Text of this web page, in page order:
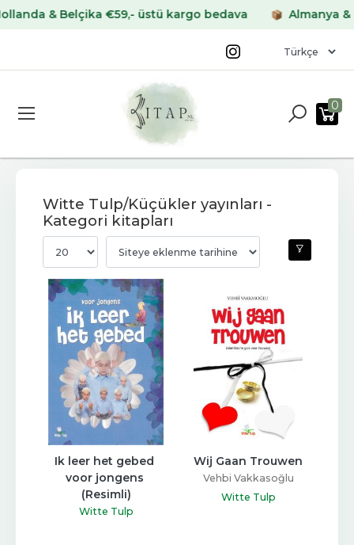
Belçika €59,- üstü kargo bedava Almanya & Fransa
0
Witte Tulp/Küçükler yayınları -
Kategori kitapları
Ik leer het gebed
voor jongens
(Resimli)
Witte Tulp
Wij Gaan Trouwen
Vehbi Vakkasoğlu
Witte Tulp